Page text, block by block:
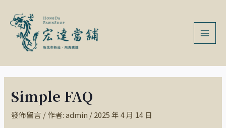
Simple FAQ
發佈留言 / 作者:admin /2025 年 4 月 14 日
navigation